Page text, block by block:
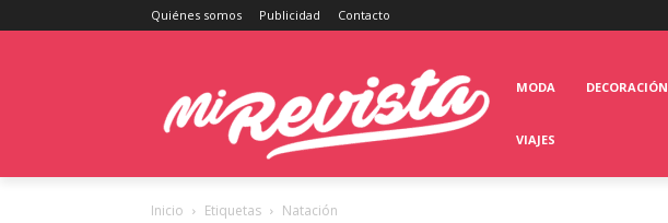
Quiénes somos Publicidad Contacto
MODA DECORACIÓN
VIAJES
Inicio Etiquetas Natación